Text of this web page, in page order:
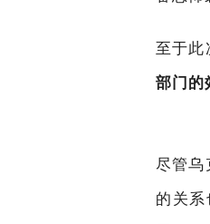
至于此
部门的
尽管乌
的关系